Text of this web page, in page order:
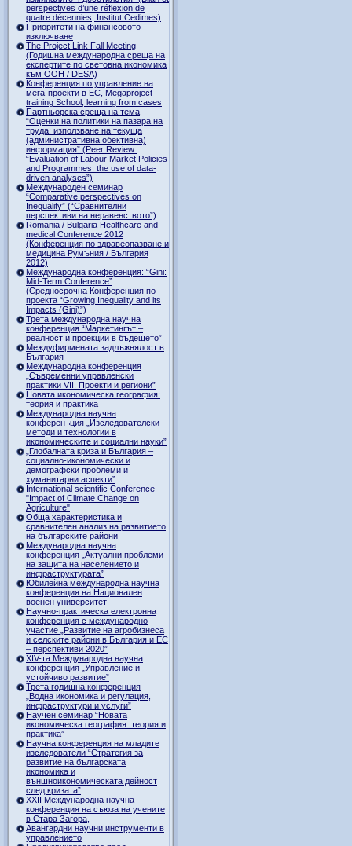
perspectives d’une réflexion de
quatre décennies, Institut Cedimes)
Приоритети на финансовото
изключване
The Project Link Fall Meeting
(Годишна международна среща на
експертите по световна икономика
към ООН / DESA)
Конференция по управление на
мега-проекти в ЕС, Megaproject
training School, learning from cases
Партньорска среща на тема
“Оценки на политики на пазара на
труда: използване на текуща
(административна обективна)
информация” (Peer Review:
“Evaluation of Labour Market Policies
and Programmes: the use of data-
driven analyses”)
Международен семинар
“Comparative perspectives on
Inequality” (“Сравнителни
перспективи на неравенството”)
Romania / Bulgaria Healthcare and
medical Conference 2012
(Конференция по здравеопазване и
медицина Румъния / България
2012)
Международна конференция: “Gini:
Mid-Term Conference”
(Средносрочна Конференция по
проекта “Growing Inequality and its
Impacts (Gini)”)
Трета международна научна
конференция “Маркетингът –
реалност и проекции в бъдещето”
Междуфирмената задлъжнялост в
България
Международна конференция
„Съвременни управленски
практики VII. Проекти и региони”
Новата икономическа география:
теория и практика
Международна научна
конферен¬ция „Изследователски
методи и технологии в
икономическите и социални науки”
„Глобалната криза и България –
социално-икономически и
демографски проблеми и
хуманитарни аспекти”
International scientific Conference
"Impact of Climate Change on
Agriculture"
Обща характеристика и
сравнителен анализ на развитието
на българските райони
Международна научна
конференция „Актуални проблеми
на защита на населението и
инфраструктурата”
Юбилейна международна научна
конференция на Национален
военен университет
Научно-практическа електронна
конференция с международно
участие „Развитие на агробизнеса
и селските райони в България и ЕС
– перспективи 2020”
XIV-та Международна научна
конференция „Управление и
устойчиво развитие”
Трета годишна конференция
„Водна икономика и регулация,
инфраструктури и услуги”
Научен семинар “Новата
икономическа география: теория и
практика”
Научна конференция на младите
изследователи “Стратегия за
развитие на българската
икономика и
външноикономическата дейност
след кризата”
ХХII Международна научна
конференция на съюза на учените
в Стара Загора,
Авангардни научни инструменти в
управлението